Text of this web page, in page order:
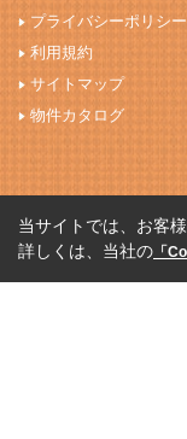
プライバシーポリシー
利用規約
サイトマップ
物件カタログ
当サイトでは、お客
詳しくは、当社の 「